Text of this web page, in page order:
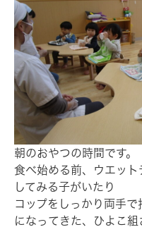
朝のおやつの時間です。
食べ始める前、ウエッ
してみる子がいたり
コップをしっかり両手
になってきた、ひよこ